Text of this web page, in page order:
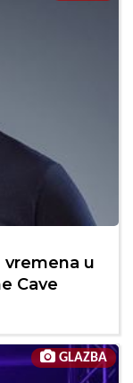
vremena u
Cave
GLAZBA